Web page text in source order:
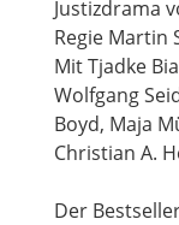
Justizdrama
Regie Martin
Mit Tjadke
Wolfgang
Boyd, Maja
Christian A.
Der